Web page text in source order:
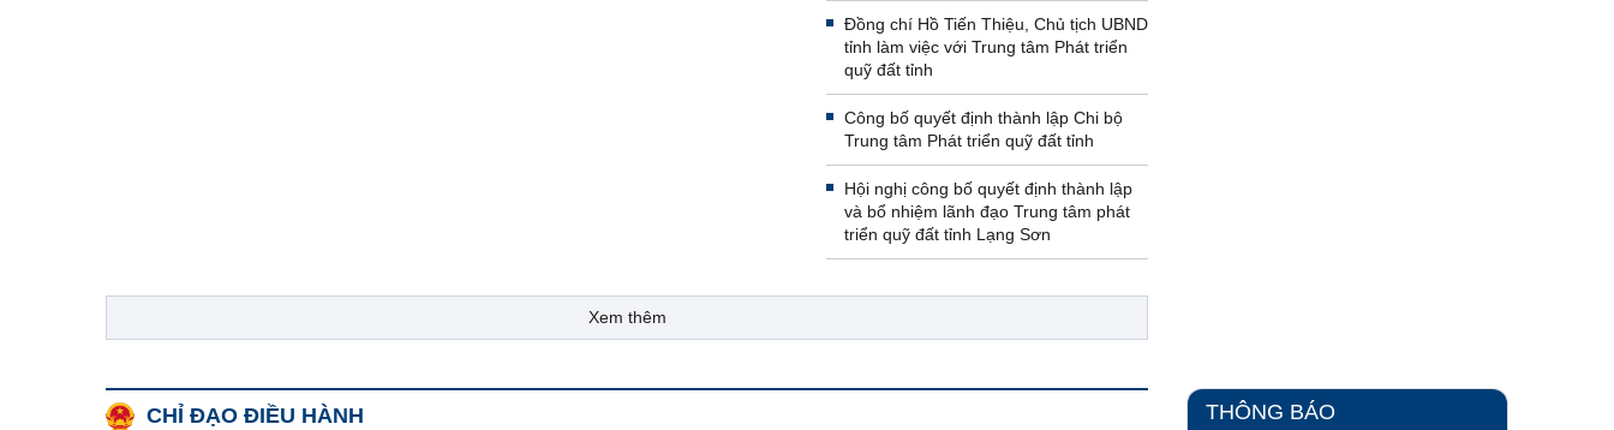
Đồng chí Hồ Tiến Thiệu, Chủ tịch UBND
tỉnh làm việc với Trung tâm Phát triển
quỹ đất tỉnh
Công bố quyết định thành lập Chi bộ
Trung tâm Phát triển quỹ đất tỉnh
Hội nghị công bố quyết định thành lập
và bổ nhiệm lãnh đạo Trung tâm phát
triển quỹ đất tỉnh Lạng Sơn
Xem thêm
CHỈ ĐẠO ĐIỀU HÀNH THÔNG BÁO